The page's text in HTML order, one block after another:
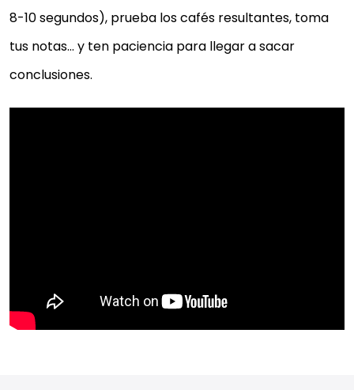
8-10 segundos), prueba los cafés resultantes, toma
tus notas… y ten paciencia para llegar a sacar
conclusiones.